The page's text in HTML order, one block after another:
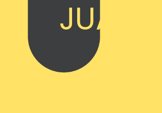
JUAN